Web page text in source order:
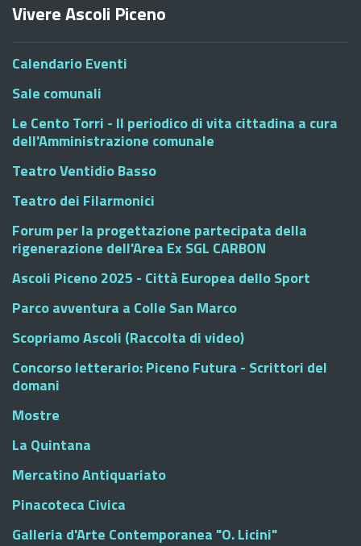
Vivere Ascoli Piceno
Calendario Eventi
Sale comunali
Le Cento Torri - Il periodico di vita cittadina a cura
dell'Amministrazione comunale
Teatro Ventidio Basso
Teatro dei Filarmonici
Forum per la progettazione partecipata della
rigenerazione dell'Area Ex SGL CARBON
Ascoli Piceno 2025 - Città Europea dello Sport
Parco avventura a Colle San Marco
Scopriamo Ascoli (Raccolta di video)
Concorso letterario: Piceno Futura - Scrittori del
domani
Mostre
La Quintana
Mercatino Antiquariato
Pinacoteca Civica
Galleria d'Arte Contemporanea "O. Licini"